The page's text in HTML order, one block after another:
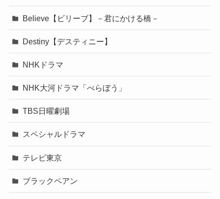
Believe【ビリーブ】－君にかける橋－
Destiny【デスティニー】
NHKドラマ
NHK大河ドラマ「べらぼう」
TBS日曜劇場
スペシャルドラマ
テレビ東京
ブラックペアン